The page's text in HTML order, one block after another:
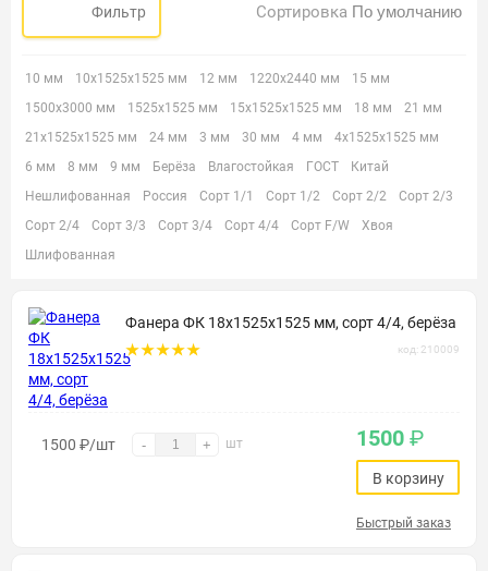
Фильтр Сортировка
10 мм 10х1525х1525 мм 12 мм 1220х2440 мм
15 мм
1500х3000 мм
1525х1525 мм 15х1525х1525 мм 18 мм
21 мм
21х1525х1525 мм
24 мм 3 мм 30 мм 4 мм
4х1525х1525 мм
6 мм
8 мм 9 мм Берёза Влагостойкая ГОСТ
Китай
Нешлифованная
Россия Сорт 1/1 Сорт 1/2 Сорт 2/2
Сорт 2/3
Сорт 2/4
Сорт 3/3 Сорт 3/4 Сорт 4/4 Сорт F/W
Хвоя
Шлифованная
Фанера ФК 18х1525х1525 мм, сорт 4/4, берёза
код: 210009
1500 ₽/шт - + шт 1500 ₽
В корзину
Быстрый заказ